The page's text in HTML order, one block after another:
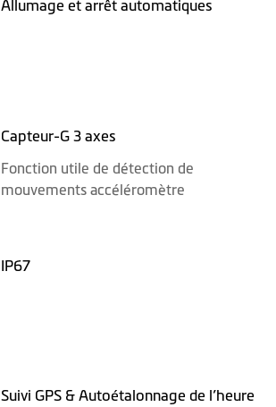
Allumage et arrêt automatiques
Capteur-G 3 axes
Fonction utile de détection de
mouvements accéléromètre
IP67
Suivi GPS & Autoétalonnage de l’heure